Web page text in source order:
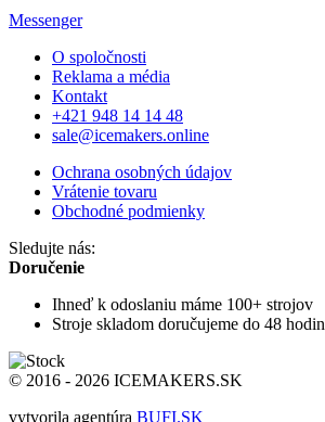
Messenger
O spoločnosti
Reklama a média
Kontakt
+421 948 14 14 48
sale@icemakers.online
Ochrana osobných údajov
Vrátenie tovaru
Obchodné podmienky
Sledujte nás:
Doručenie
Ihneď k odoslaniu máme 100+ strojov
Stroje skladom doručujeme do 48 hodin
© 2016 - 2026 ICEMAKERS.SK
vytvorila agentúra BUFI.SK